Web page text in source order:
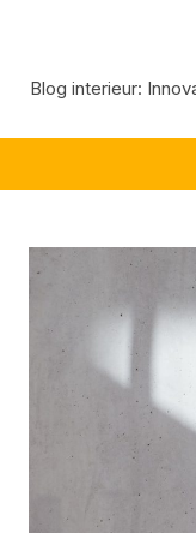
contentBlog interieur: